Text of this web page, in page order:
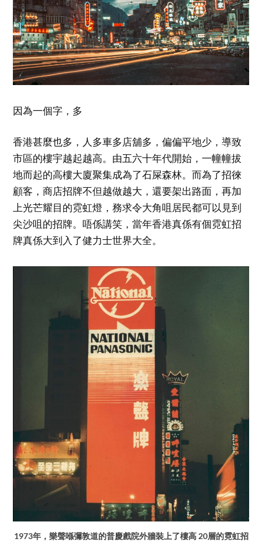
因為一個字，多
香港甚麼也多，人多車多店舖多，偏偏平地少，導致
市區的樓宇越起越高。由五六十年代開始，一幢幢拔
地而起的高樓大廈聚集成為了石屎森林。而為了招徠
顧客，商店招牌不但越做越大，還要架出路面，再加
上光芒耀目的霓虹燈，務求令大角咀居民都可以見到
尖沙咀的招牌。唔係講笑，當年香港真係有個霓虹招
牌真係大到入了健力士世界大全。
1973年，樂聲喺彌敦道的普慶戲院外牆裝上了樓高 20層的霓虹招